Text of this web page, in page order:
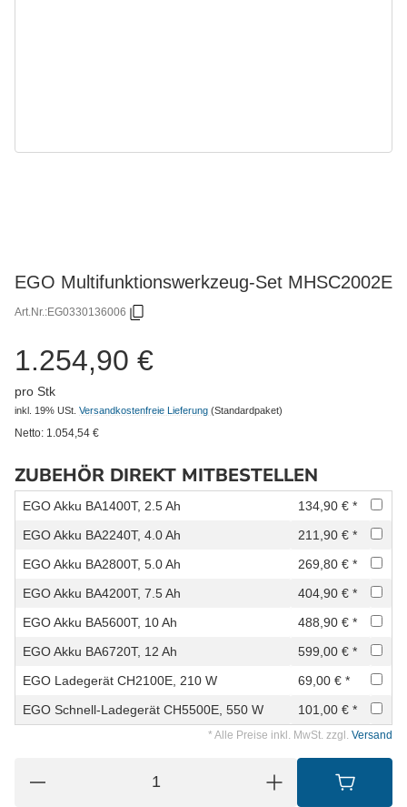
EGO Multifunktionswerkzeug-Set MHSC2002E
Art.Nr.:EG0330136006
1.254,90 €
pro Stk
inkl. 19% USt. Versandkostenfreie Lieferung (Standardpaket)
Netto: 1.054,54 €
ZUBEHÖR DIREKT MITBESTELLEN
EGO Akku BA1400T, 2.5 Ah
134,90 € *
EGO Akku BA2240T, 4.0 Ah
211,90 € *
EGO Akku BA2800T, 5.0 Ah
269,80 € *
EGO Akku BA4200T, 7.5 Ah
404,90 € *
EGO Akku BA5600T, 10 Ah
488,90 € *
EGO Akku BA6720T, 12 Ah
599,00 € *
EGO Ladegerät CH2100E, 210 W
69,00 € *
EGO Schnell-Ladegerät CH5500E, 550 W
101,00 € *
* Alle Preise inkl. MwSt. zzgl. Versand